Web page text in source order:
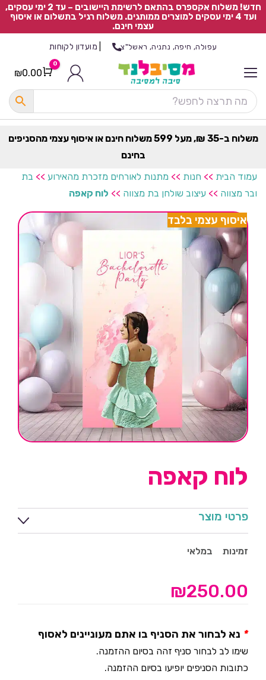
חדש! משלוח אקספרס בהתאם לרשימת היישובים – עד 2 ימי עסקים,
ועד 4 ימי עסקים למוצרים ממותגים. משלוח רגיל בתשלום או איסוף
עצמי חינם.
עפולה, חיפה, נתניה, ראשל"צ מועדון לקוחות
Cart
0
₪0.00
משלוח ב-35 ₪, מעל 599 משלוח חינם או איסוף עצמי מהסניפים
בחינם
עמוד הבית >> חנות >> מתנות לאורחים מזכרת מהאירוע >> בת
ובר מצווה >> עיצוב שולחן בת מצווה >> לוח קאפה
איסוף עצמי בלבד
לוח קאפה
פרטי מוצר
זמינות במלאי
₪250.00
נא לבחור את הסניף בו אתם מעוניינים לאסוף *
שימו לב לבחור סניף זהה בסיום ההזמנה.
כתובות הסניפים יופיעו בסיום ההזמנה.